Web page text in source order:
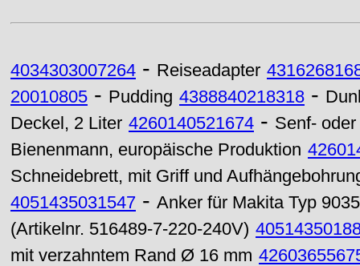
4034303007264 - Reiseadapter
20010805 - Pudding 4388840218318 -
Deckel, 2 Liter 4260140521674 - Senf-
Bienenmann, europäische Produktion
Schneidebrett, mit Griff und
4051435031547 - Anker für Makita Typ 9035
(Artikelnr. 516489-7-220-240V)
mit verzahntem Rand Ø 16 mm